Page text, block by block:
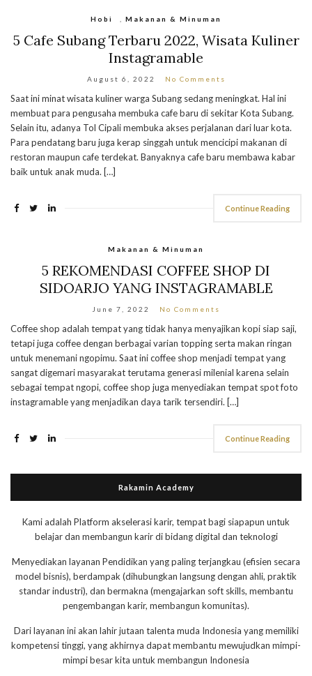
Hobi Makanan & Minuman
5 Cafe Subang Terbaru 2022, Wisata Kuliner
Instagramable
August 6, 2022 No Comments
Saat ini minat wisata kuliner warga Subang sedang meningkat. Hal ini
membuat para pengusaha membuka cafe baru di sekitar Kota Subang.
Selain itu, adanya Tol Cipali membuka akses perjalanan dari luar kota.
Para pendatang baru juga kerap singgah untuk mencicipi makanan di
restoran maupun cafe terdekat. Banyaknya cafe baru membawa kabar
baik untuk anak muda. […]
Continue Reading
Makanan & Minuman
5 REKOMENDASI COFFEE SHOP DI
SIDOARJO YANG INSTAGRAMABLE
June 7, 2022 No Comments
Coffee shop adalah tempat yang tidak hanya menyajikan kopi siap saji,
tetapi juga coffee dengan berbagai varian topping serta makan ringan
untuk menemani ngopimu. Saat ini coffee shop menjadi tempat yang
sangat digemari masyarakat terutama generasi milenial karena selain
sebagai tempat ngopi, coffee shop juga menyediakan tempat spot foto
instagramable yang menjadikan daya tarik tersendiri. […]
Continue Reading
Rakamin Academy
Kami adalah Platform akselerasi karir, tempat bagi siapapun untuk
belajar dan membangun karir di bidang digital dan teknologi
Menyediakan layanan Pendidikan yang paling terjangkau (efisien secara
model bisnis), berdampak (dihubungkan langsung dengan ahli, praktik
standar industri), dan bermakna (mengajarkan soft skills, membantu
pengembangan karir, membangun komunitas).
Dari layanan ini akan lahir jutaan talenta muda Indonesia yang memiliki
kompetensi tinggi, yang akhirnya dapat membantu mewujudkan mimpi-
mimpi besar kita untuk membangun Indonesia